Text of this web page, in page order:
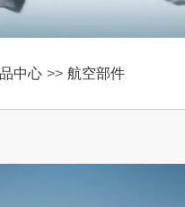
中心 >> 航空部件